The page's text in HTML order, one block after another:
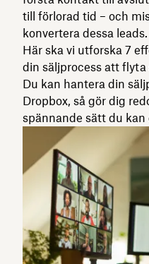
till förlorad tid – och
konvertera dessa leads.
Här ska vi utforska 7
din säljprocess att
Du kan hantera din
Dropbox, så gör dig
spännande sätt du kan